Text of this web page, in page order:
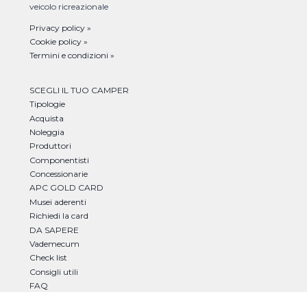
veicolo ricreazionale
Privacy policy »
Cookie policy »
Termini e condizioni »
SCEGLI IL TUO CAMPER
Tipologie
Acquista
Noleggia
Produttori
Componentisti
Concessionarie
APC GOLD CARD
Musei aderenti
Richiedi la card
DA SAPERE
Vademecum
Check list
Consigli utili
FAQ